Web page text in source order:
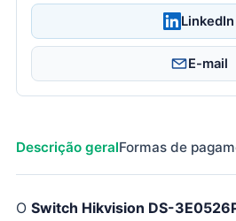
LinkedIn
E-mail
Descrição geralFormas de
O Switch Hikvision DS-